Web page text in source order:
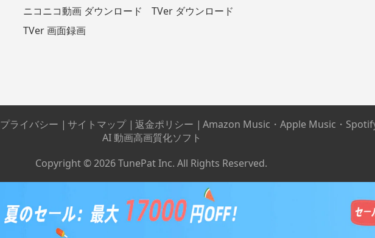
ニコニコ動画 ダウンロード
TVer ダウンロード
TVer 画面録画
プライバシー | サイトマップ | 返金ポリシー | Amazon Music・Apple Music・
AI 動画高画質化ソフト
Copyright © 2026 TunePat Inc. All Rights Reserved.